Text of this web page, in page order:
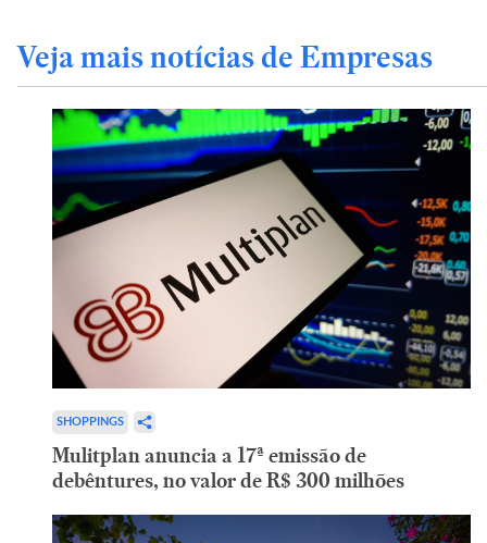
Veja mais notícias de Empresas
SHOPPINGS
Mulitplan anuncia a 17ª emissão de
debêntures, no valor de R$ 300 milhões